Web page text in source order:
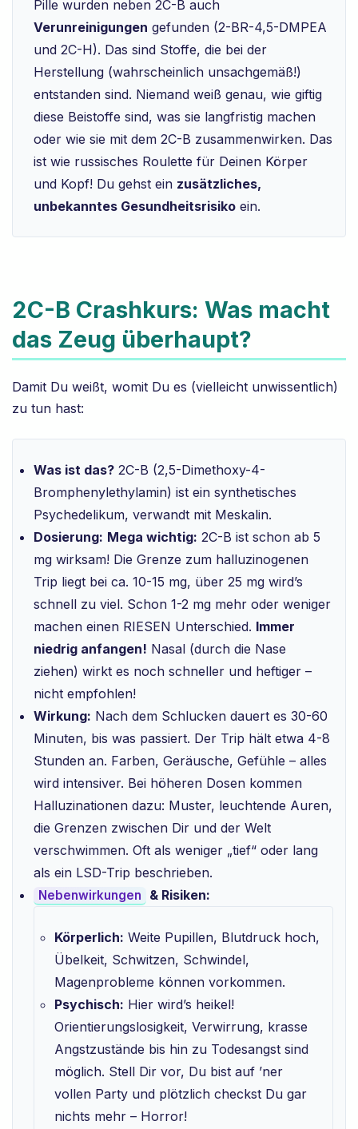
Pille wurden neben 2C-B auch
Verunreinigungen gefunden (2-BR-4,5-DMPEA
und 2C-H). Das sind Stoffe, die bei der
Herstellung (wahrscheinlich unsachgemäß!)
entstanden sind. Niemand weiß genau, wie giftig
diese Beistoffe sind, was sie langfristig machen
oder wie sie mit dem 2C-B zusammenwirken. Das
ist wie russisches Roulette für Deinen Körper
und Kopf! Du gehst ein zusätzliches,
unbekanntes Gesundheitsrisikoein.
2C-B Crashkurs: Was macht
das Zeug überhaupt?
Damit Du weißt, womit Du es (vielleicht unwissentlich)
zu tun hast:
Was ist das?2C-B (2,5-Dimethoxy-4-
Bromphenylethylamin) ist ein synthetisches
Psychedelikum, verwandt mit Meskalin.
Dosierung: Mega wichtig: 2C-B ist schon ab 5
mg wirksam! Die Grenze zum halluzinogenen
Trip liegt bei ca. 10-15 mg, über 25 mg wird’s
schnell zu viel. Schon 1-2 mg mehr oder weniger
machen einen RIESEN Unterschied. Immer
niedrig anfangen! Nasal (durch die Nase
ziehen) wirkt es noch schneller und heftiger –
nicht empfohlen!
Wirkung: Nach dem Schlucken dauert es 30-60
Minuten, bis was passiert. Der Trip hält etwa 4-8
Stunden an. Farben, Geräusche, Gefühle – alles
wird intensiver. Bei höheren Dosen kommen
Halluzinationen dazu: Muster, leuchtende Auren,
die Grenzen zwischen Dir und der Welt
verschwimmen. Oft als weniger „tief“ oder lang
als ein LSD-Trip beschrieben.
Nebenwirkungen & Risiken:
Körperlich: Weite Pupillen, Blutdruck hoch,
Übelkeit, Schwitzen, Schwindel,
Magenprobleme können vorkommen.
Psychisch: Hier wird’s heikel!
Orientierungslosigkeit, Verwirrung, krasse
Angstzustände bis hin zu Todesangst sind
möglich. Stell Dir vor, Du bist auf ’ner
vollen Party und plötzlich checkst Du gar
nichts mehr – Horror!